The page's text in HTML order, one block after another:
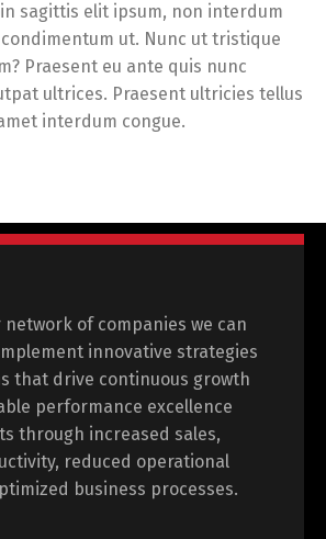
sagittis elit ipsum, non interdum
ut. Nunc ut tristique
Praesent eu ante quis nunc
ultrices. Praesent ultricies tellus
interdum congue.
of companies we can
innovative strategies
that drive continuous growth
performance excellence
through increased sales,
reduced operational
business processes.